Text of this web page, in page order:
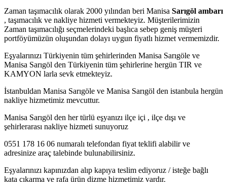
Zaman taşımacılık olarak 2000 yılından beri Manisa Sarıgöl ambarı
, taşımacılık ve nakliye hizmeti vermekteyiz. Müşterilerimizin
Zaman taşımacılığı seçmelerindeki başlıca sebep geniş müşteri
portföyümüzün oluşundan dolayı uygun fiyatlı hizmet vermemizdir.
Eşyalarınızı Türkiyenin tüm şehirlerinden Manisa Sarıgöle ve
Manisa Sarıgöl den Türkiyenin tüm şehirlerine hergün TIR ve
KAMYON larla sevk etmekteyiz.
İstanbuldan Manisa Sarıgöle ve Manisa Sarıgöl den istanbula hergün
nakliye hizmetimiz mevcuttur.
Manisa Sarıgöl den her türlü eşyanızı ilçe içi , ilçe dışı ve
şehirlerarası nakliye hizmeti sunuyoruz
0551 178 16 06 numaralı telefondan fiyat teklifi alabilir ve
adresinize araç talebinde bulunabilirsiniz.
Eşyalarınızı kapınızdan alıp kapıya teslim ediyoruz / isteğe bağlı
kata çıkarma ve rafa ürün dizme hizmetimiz vardır.